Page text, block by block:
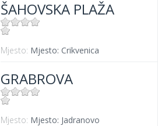
ŠAHOVSKA PLAŽA
Mjesto: Mjesto: Crikvenica
GRABROVA
Mjesto: Mjesto: Jadranovo